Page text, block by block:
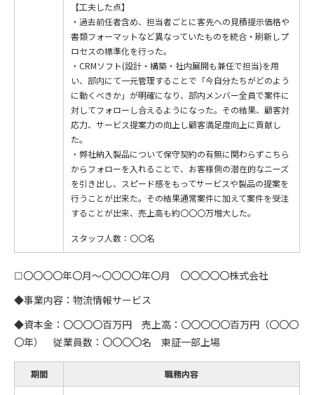
【工夫した点】
・過去前任者含め、担当者ごとに客先への見積提示価格や
書類フォーマットなど異なっていたものを統合・刷新しプ
ロセスの標準化を行った。
・CRMソフト(設計・構築・社内展開も兼任で担当)を用
い、部内にて一元管理することで「今自分たちがどのよう
に動くべきか」が明確になり、部内メンバー全員で案件に
対してフォローし合えるようになった。その結果、顧客対
応力、サービス提案力の向上し顧客満足度向上に貢献し
た。
・弊社納入製品について保守契約の有無に関わらずこちら
からフォローを入れることで、お客様側の潜在的なニーズ
を引き出し、スピード感をもってサービスや製品の提案を
行うことが出来た。その結果通常案件に加えて案件を受注
することが出来、売上高も約〇〇〇万増大した。
スタッフ人数：〇〇名
☐〇〇〇〇年〇月～〇〇〇〇年〇月 〇〇〇〇〇株式会社
◆事業内容：物流情報サービス
◆資本金：〇〇〇〇百万円 売上高：〇〇〇〇〇百万円（〇〇〇
〇年） 従業員数：〇〇〇〇名 東証一部上場
期間 職務内容